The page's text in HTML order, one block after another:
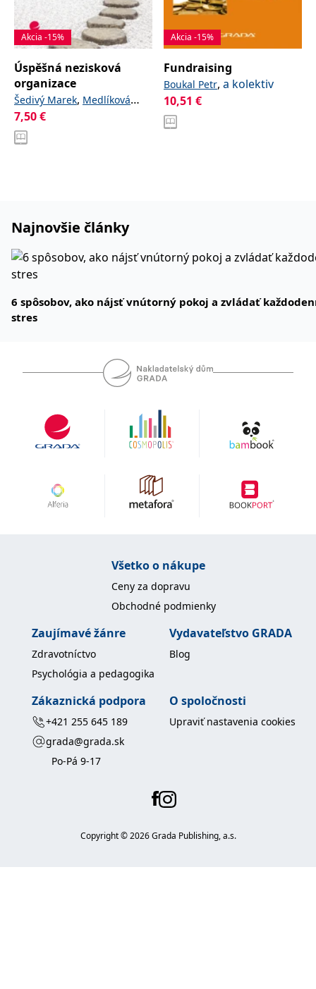
Akcia -15%
Úspěšná nezisková
organizace
Šedivý Marek, Medlíková
Olga
7,50€
Akcia -15%
Fundraising
Boukal Petr, a kolektiv
10,51 €
Najnovšie články
6 spôsobov, ako nájsť vnútorný pokoj a zvládať
stres
Všetko o nákupe
Ceny za dopravu
Obchodné podmienky
Zaujímavé žánre
Zdravotníctvo
Psychológia a pedagogika
Vydavateľstvo GRADA
Blog
Zákaznická podpora
+421 255 645 189
grada@grada.sk
Po-Pá 9-17
O spoločnosti
Upraviť nastavenia cookies
Copyright ©2026Grada Publishing, a.s.